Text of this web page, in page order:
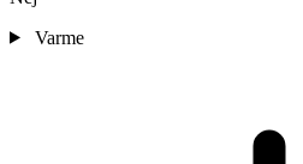
Varme